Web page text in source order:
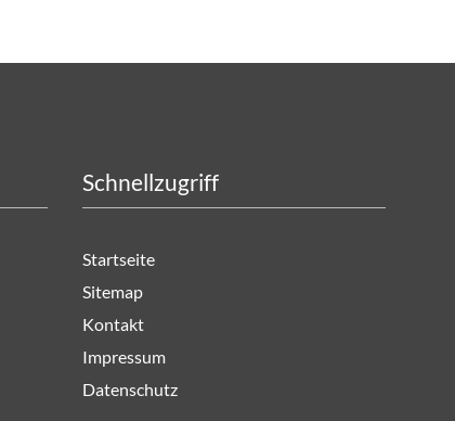
Schnellzugriff
Startseite
Sitemap
Kontakt
Impressum
Datenschutz